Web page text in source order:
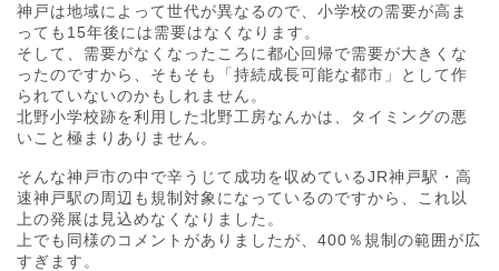
神戸は地域によって世代が異なるので、小学校の需要が高ま
っても15年後には需要はなくなります。
そして、需要がなくなったころに都心回帰で需要が大きくな
ったのですから、そもそも「持続成長可能な都市」として作
られていないのかもしれません。
北野小学校跡を利用した北野工房なんかは、タイミングの悪
いこと極まりありません。
そんな神戸市の中で辛うじて成功を収めているJR神戸駅・高
速神戸駅の周辺も規制対象になっているのですから、これ以
上の発展は見込めなくなりました。
上でも同様のコメントがありましたが、400％規制の範囲が広
すぎます。